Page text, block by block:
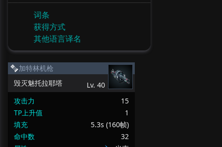
词条
获得方式
其他语言译名
加特林机枪
毁灭魅托拉耶塔
Lv. 40
攻击力
15
TP上升值
1
填充
5.3s (160帧)
命中数
32